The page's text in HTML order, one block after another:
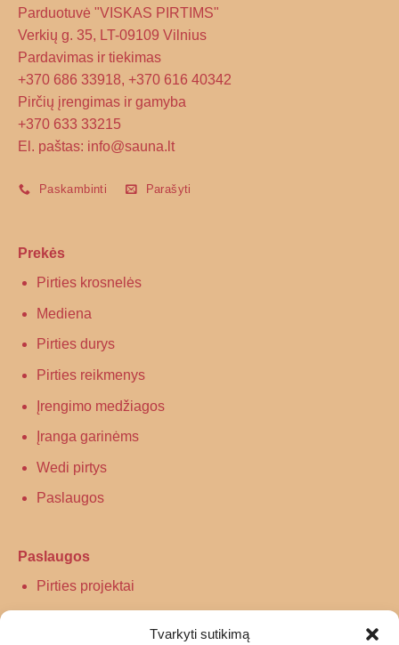
Tvarkyti sutikimą
Parduotuvė "VISKAS PIRTIMS"
Verkių g. 35, LT-09109 Vilnius
Pardavimas ir tiekimas
+370 686 33918, +370 616 40342
Pirčių įrengimas ir gamyba
+370 633 33215
El. paštas: info@sauna.lt
Paskambinti Parašyti
Prekės
Pirties krosnelės
Mediena
Pirties durys
Pirties reikmenys
Įrengimo medžiagos
Įranga garinėms
Wedi pirtys
Paslaugos
Paslaugos
Pirties projektai